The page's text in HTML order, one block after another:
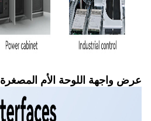
عرض واجهة اللوحة الأم المصغرة: